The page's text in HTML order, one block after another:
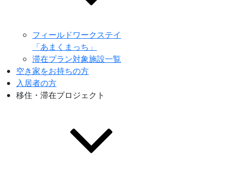
フィールドワークステイ
「あまくまっち」
滞在プラン対象施設一覧
空き家をお持ちの方
入居者の方
移住・滞在プロジェクト